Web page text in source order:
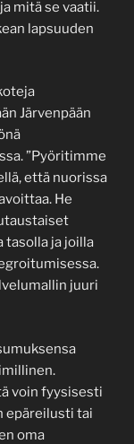
mitä se vaatii.
lapsuuden
Järvenpään
”Pyöritimme
että nuorissa
He
tasolla ja joilla
juuri
voin fyysisesti
epäreilusti tai
oma